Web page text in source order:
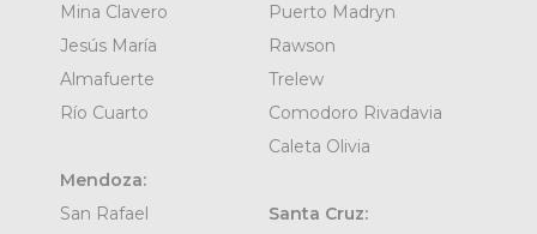
Mina Clavero
Jesús María
Almafuerte
Río Cuarto
Mendoza:
San Rafael
Puerto Madryn
Rawson
Trelew
Comodoro Rivadavia
Caleta Olivia
Santa Cruz: